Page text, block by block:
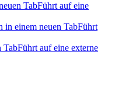
TabFührt auf eine
in einem neuen TabFührt
TabFührt auf eine externe